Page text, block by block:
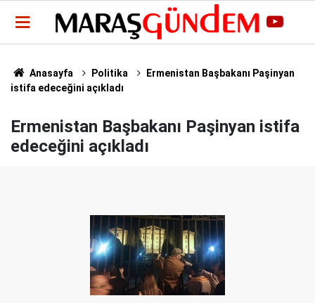
Anasayfa Politika
Ermenistan Başbakanı Paşinyan
istifa edeceğini açıkladı
Ermenistan Başbakanı Paşinyan istifa
edeceğini açıkladı